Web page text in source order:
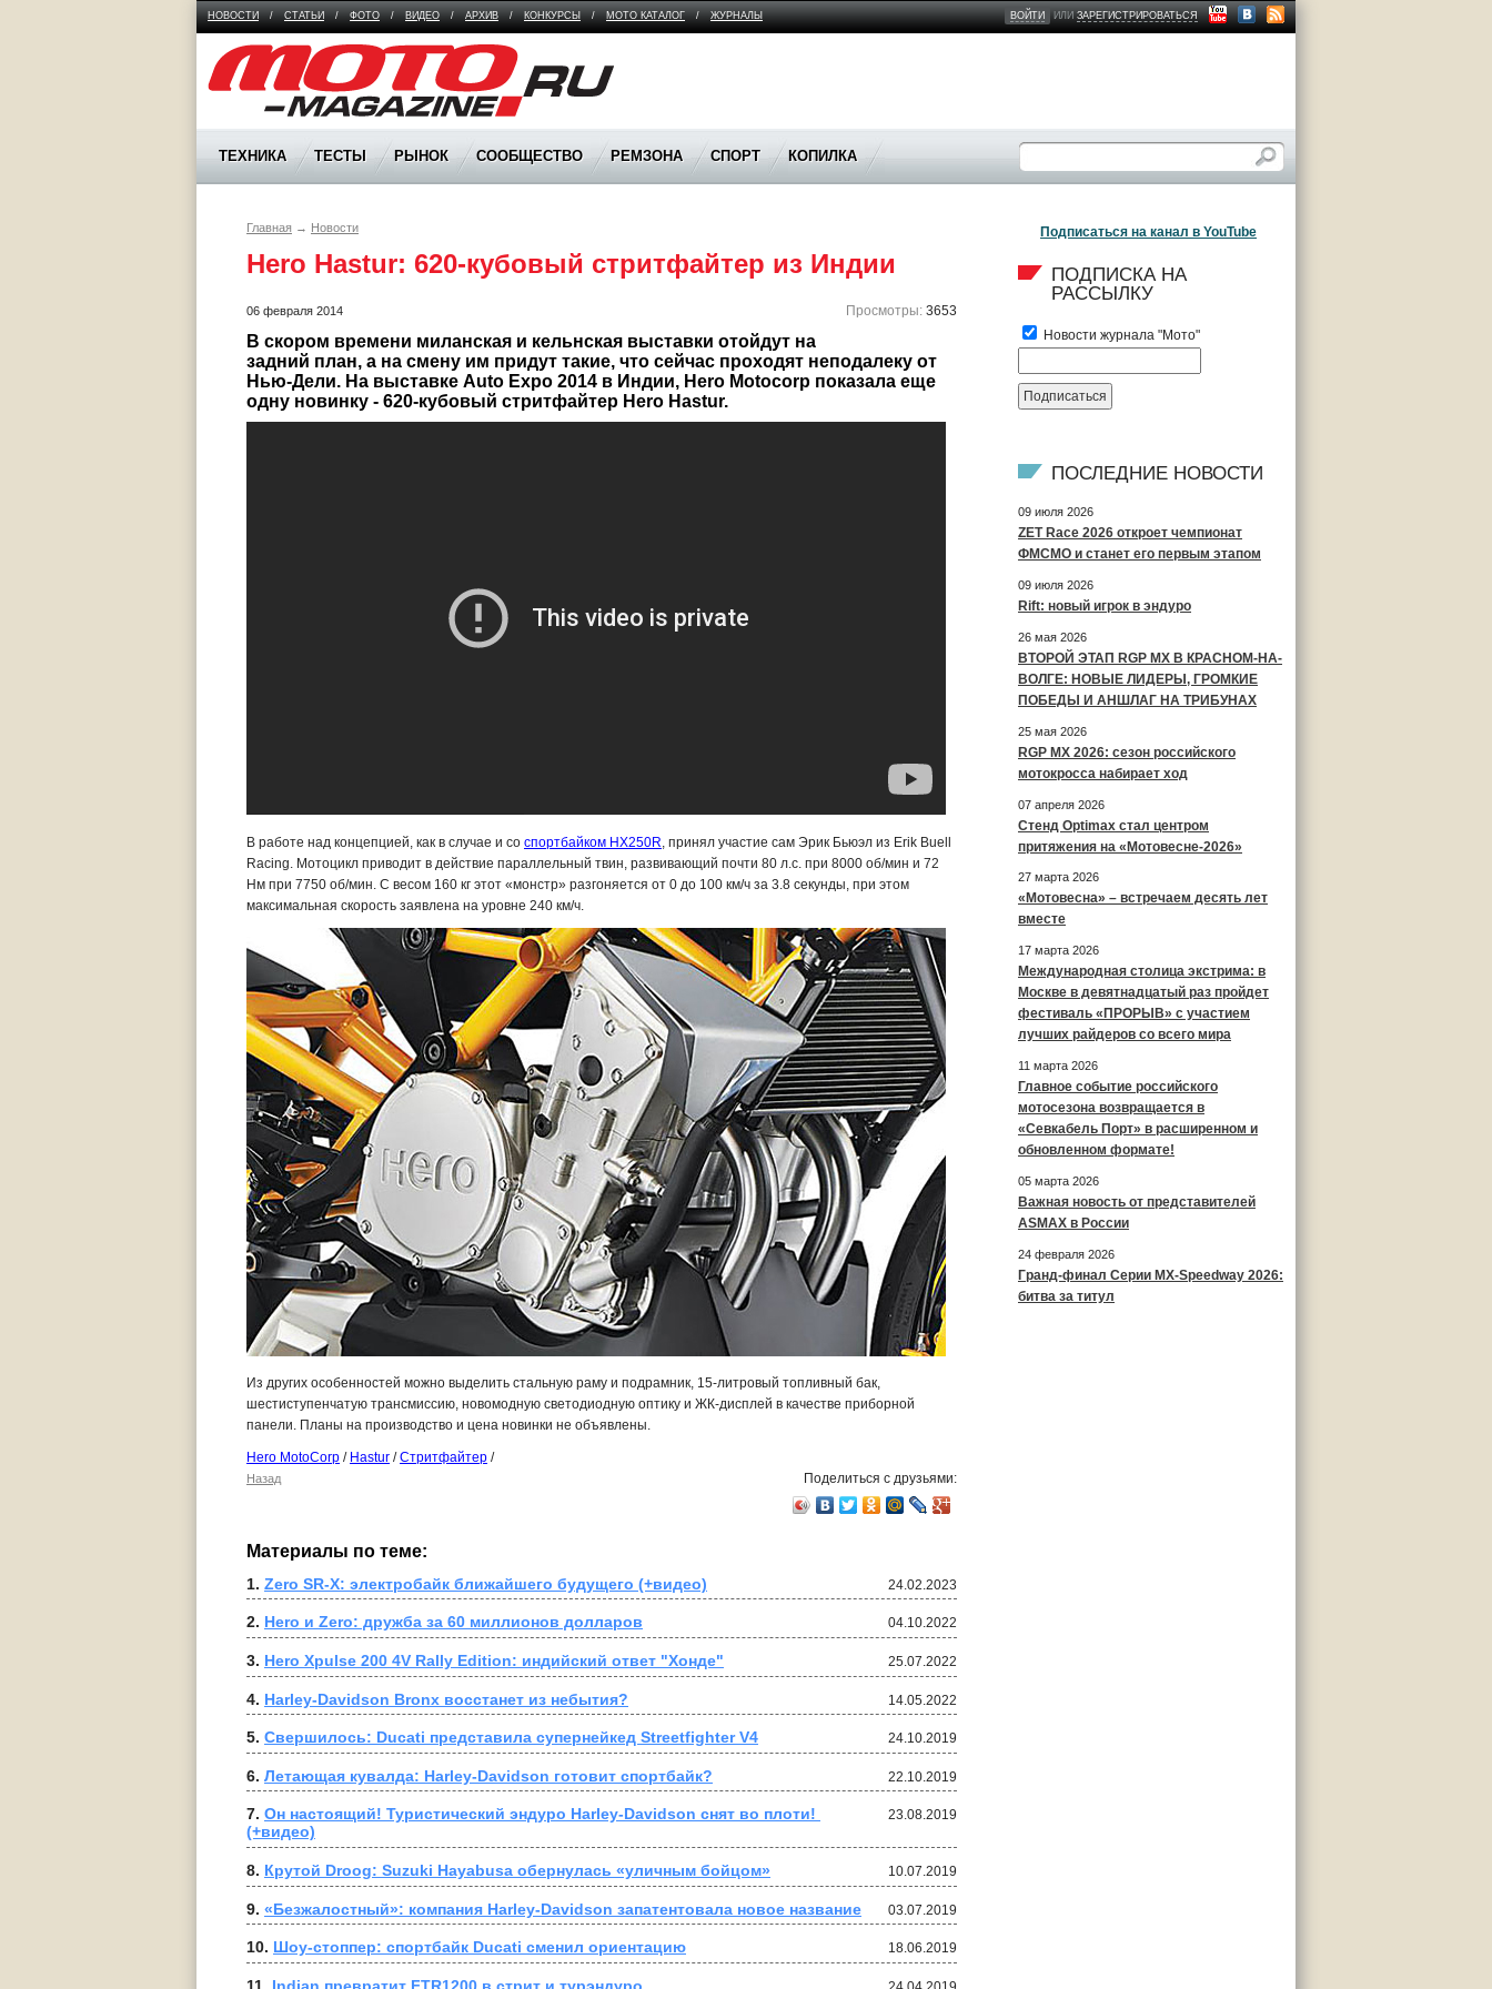
НОВОСТИ / СТАТЬИ / ФОТО / ВИДЕО / АРХИВ / КОНКУРСЫ / МОТО КАТАЛОГ / ЖУРНАЛЫ ВОЙТИ ИЛИЗАРЕГИСТРИРОВАТЬСЯ
Moto Magazine
ТЕХНИКА ТЕСТЫ РЫНОК СООБЩЕСТВО РЕМЗОНА СПОРТ КОПИЛКА
Главная → Новости
Hero Hastur: 620-кубовый стритфайтер из Индии
Просмотры: 3653
06 февраля 2014
В скором времени миланская и кельнская выставки отойдут на
задний план, а на смену им придут такие, что сейчас проходят неподалеку от
Нью-Дели. На выставке Auto Expo 2014 в Индии, Hero Motocorp показала еще
одну новинку - 620-кубовый стритфайтер Hero Hastur.
В работе над концепцией, как в случае и со спортбайком HX250R, принял участие сам Эрик Бьюэл из Erik Buell
Racing. Мотоцикл приводит в действие параллельный твин, развивающий почти 80 л.с. при 8000 об/мин и 72
Нм при 7750 об/мин. С весом 160 кг этот «монстр» разгоняется от 0 до 100 км/ч за 3.8 секунды, при этом
максимальная скорость заявлена на уровне 240 км/ч.
Из других особенностей можно выделить стальную раму и подрамник, 15-литровый топливный бак,
шестиступенчатую трансмиссию, новомодную светодиодную оптику и ЖК-дисплей в качестве приборной
панели. Планы на производство и цена новинки не объявлены.
Hero MotoCorp / Hastur /Стритфайтер /
Назад Поделиться с друзьями:
Материалы по теме:
24.02.2023
1. Zero SR-X: электробайк ближайшего будущего (+видео)
04.10.2022
2. Hero и Zero: дружба за 60 миллионов долларов
25.07.2022
3. Hero Xpulse 200 4V Rally Edition: индийский ответ "Хонде"
14.05.2022
4. Harley-Davidson Bronx восстанет из небытия?
24.10.2019
5. Свершилось: Ducati представила супернейкед Streetfighter V4
22.10.2019
6. Летающая кувалда: Harley-Davidson готовит спортбайк?
23.08.2019
7. Он настоящий! Туристический эндуро Harley-Davidson снят во плоти!
(+видео)
10.07.2019
8. Крутой Droog: Suzuki Hayabusa обернулась «уличным бойцом»
03.07.2019
9. «Безжалостный»: компания Harley-Davidson запатентовала новое название
18.06.2019
10. Шоу-стоппер: спортбайк Ducati сменил ориентацию
11. Indian превратит FTR1200 в стрит и турэндуро
Подписаться на канал в YouTube
ПОДПИСКА НА
РАССЫЛКУ
Новости журнала "Мото"
ПОСЛЕДНИЕ НОВОСТИ
09 июля 2026
ZET Race 2026 откроет чемпионат
ФМСМО и станет его первым этапом
09 июля 2026
Rift: новый игрок в эндуро
26 мая 2026
ВТОРОЙ ЭТАП RGP MX В КРАСНОМ-НА-
ВОЛГЕ: НОВЫЕ ЛИДЕРЫ, ГРОМКИЕ
ПОБЕДЫ И АНШЛАГ НА ТРИБУНАХ
25 мая 2026
RGP MX 2026: сезон российского
мотокросса набирает ход
07 апреля 2026
Стенд Optimax стал центром
притяжения на «Мотовесне-2026»
27 марта 2026
«Мотовесна» – встречаем десять лет
вместе
17 марта 2026
Международная столица экстрима: в
Москве в девятнадцатый раз пройдет
фестиваль «ПРОРЫВ» с участием
лучших райдеров со всего мира
11 марта 2026
Главное событие российского
мотосезона возвращается в
«Севкабель Порт» в расширенном и
обновленном формате!
05 марта 2026
Важная новость от представителей
ASMAX в России
24 февраля 2026
Гранд-финал Серии MX-Speedway 2026:
битва за титул